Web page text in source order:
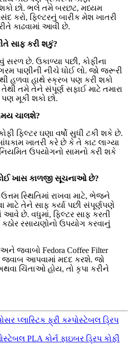
છો. ભલે તમે બરછટ, મધ્યમ
કરો, ફિલ્ટરનું બારીક મેશ ખાતરી
કાઢવામાં આવી છે.
સાફ કરી શકું?
સરળ છે. ઉકાળ્યા પછી, કોફીના
પાણીની નીચે ધોઈ લો. જો જરૂરી
હળવા હાથે સ્ક્રબ પણ કરી શકો
તેથી તમે તેને સંપૂર્ણ સફાઈ માટે તમારા
પણ મૂકી શકો છો.
ચાલશે?
ફિલ્ટર ઘણા વર્ષો સુધી ટકી શકે છે.
ખાતરી કરે છે કે તે કાટ લાગ્યા
ઉપયોગનો સામનો કરી શકે
કોઈ ખાસ કાળજી સૂચનાઓ છે?
ઉત્તમ સ્થિતિમાં રાખવા માટે, ભેજને
માટે તેને સાફ કર્યા પછી સંપૂર્ણપણે
આવે છે. વધુમાં, ફિલ્ટર સાફ કરતી
રસાયણોનો ઉપયોગ કરવાનું
જવાબો Fedora Coffee Filter
જવાબ આપવામાં મદદ કરશે. જો
ચિંતાઓ હોય, તો કૃપા કરીને
પ્લાસ્ટિક ફ્રી કમ્પોસ્ટેબલ ડ્રિપ
PLA કોર્ન ફાઇબર ડ્રિપ કોફી